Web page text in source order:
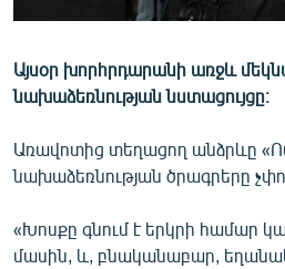
ՏԵՍԱՆՅՈՒԹԵՐ
ԲԱՆԱՎԵՃ
ՁԳՏԵԼՈՎ ԼԱՎԱԳՈՒՅՆԻՆ
ՓՈԴՔԱՍԹ
Հայերեն
Այսօր խորհրդարանի առջև
նախաձեռնության նստացույցը։
Առավոտից տեղացող անձրևը
նախաձեռնության ծրագրերը
«Խոսքը գնում է երկրի համար
մասին, և, բնականաբար,